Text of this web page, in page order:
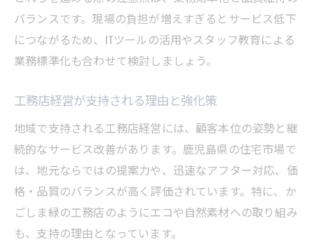
バランスです。現場の負担が増えすぎるとサービス低下
につながるため、ITツールの活用やスタッフ教育による
業務標準化も合わせて検討しましょう。
工務店経営が支持される理由と強化策
地域で支持される工務店経営には、顧客本位の姿勢と継
続的なサービス改善があります。鹿児島県の住宅市場で
は、地元ならではの提案力や、迅速なアフター対応、価
格・品質のバランスが高く評価されています。特に、か
ごしま緑の工務店のようにエコや自然素材への取り組み
も、支持の理由となっています。